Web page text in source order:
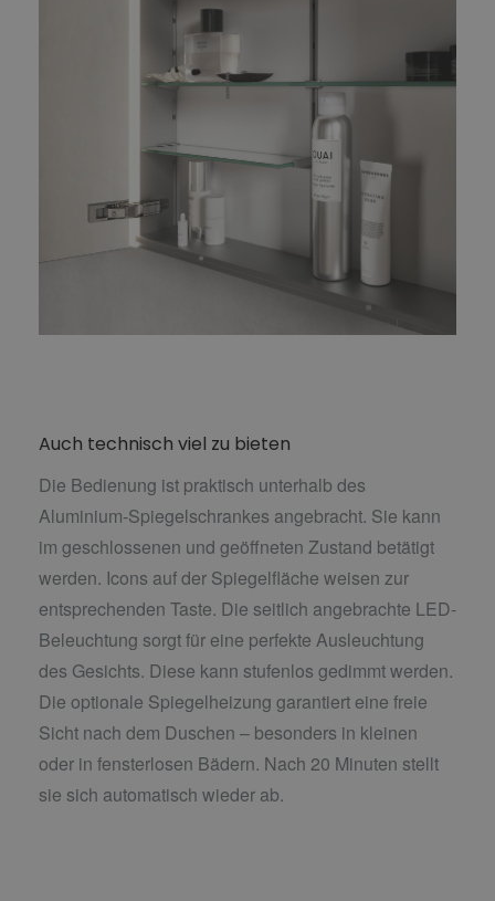
Auch technisch viel zu bieten
Die Bedienung ist praktisch unterhalb des
Aluminium-Spiegelschrankes angebracht. Sie kann
im geschlossenen und geöffneten Zustand betätigt
werden. Icons auf der Spiegelfläche weisen zur
entsprechenden Taste. Die seitlich angebrachte LED-
Beleuchtung sorgt für eine perfekte Ausleuchtung
des Gesichts. Diese kann stufenlos gedimmt werden.
Die optionale Spiegelheizung garantiert eine freie
Sicht nach dem Duschen – besonders in kleinen
oder in fensterlosen Bädern. Nach 20 Minuten stellt
sie sich automatisch wieder ab.